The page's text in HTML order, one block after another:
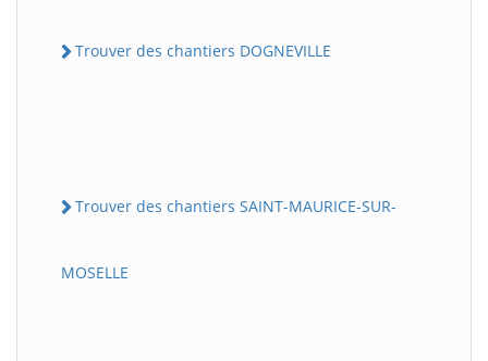
Trouver des chantiers DOGNEVILLE
Trouver des chantiers SAINT-MAURICE-SUR-
MOSELLE